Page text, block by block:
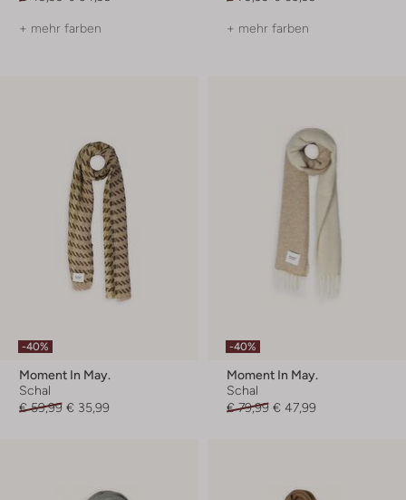
+ mehr farben + mehr farben
-40%
Moment In May.
Schal
€ 59,99 € 35,99
-40%
Moment In May.
Schal
€ 79,99 € 47,99